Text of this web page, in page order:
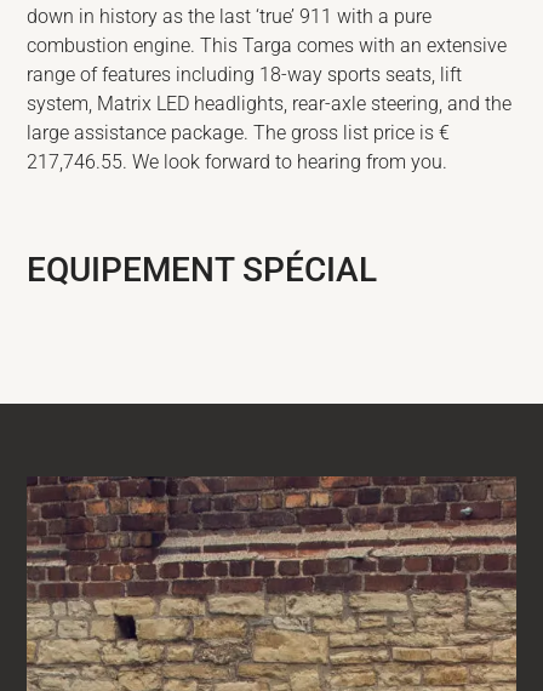
down in history as the last ‘true’ 911 with a pure
combustion engine. This Targa comes with an extensive
range of features including 18-way sports seats, lift
system, Matrix LED headlights, rear-axle steering, and the
large assistance package. The gross list price is €
217,746.55. We look forward to hearing from you.
EQUIPEMENT SPÉCIAL